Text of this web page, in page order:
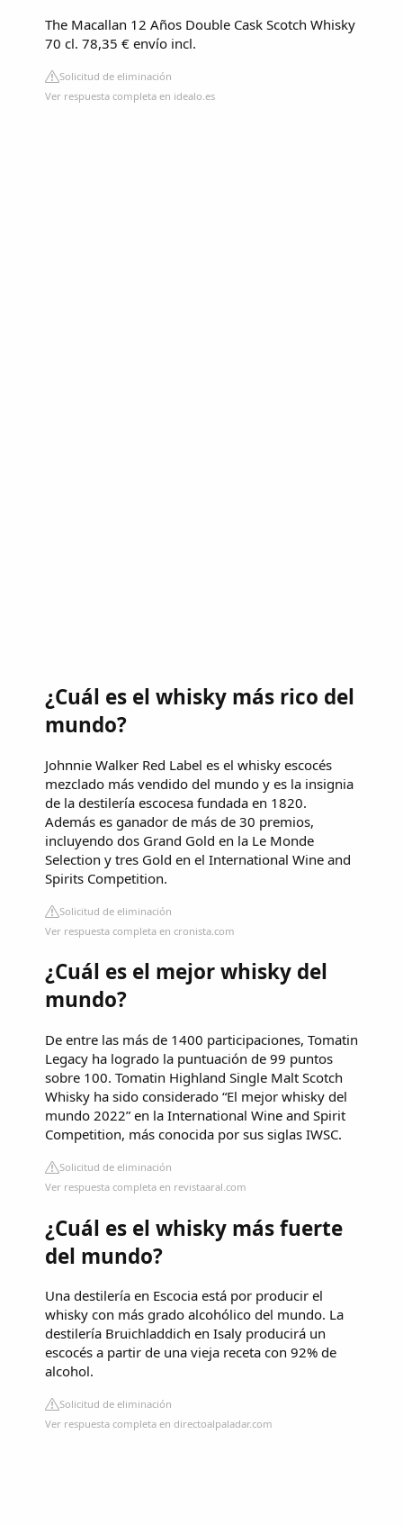
The Macallan 12 Años Double Cask Scotch Whisky
70 cl. 78,35 € envío incl.
Solicitud de eliminación
Ver respuesta completa en idealo.es
¿Cuál es el whisky más rico del
mundo?
Johnnie Walker Red Label es el whisky escocés
mezclado más vendido del mundo y es la insignia
de la destilería escocesa fundada en 1820.
Además es ganador de más de 30 premios,
incluyendo dos Grand Gold en la Le Monde
Selection y tres Gold en el International Wine and
Spirits Competition.
Solicitud de eliminación
Ver respuesta completa en cronista.com
¿Cuál es el mejor whisky del
mundo?
De entre las más de 1400 participaciones, Tomatin
Legacy ha logrado la puntuación de 99 puntos
sobre 100. Tomatin Highland Single Malt Scotch
Whisky ha sido considerado “El mejor whisky del
mundo 2022” en la International Wine and Spirit
Competition, más conocida por sus siglas IWSC.
Solicitud de eliminación
Ver respuesta completa en revistaaral.com
¿Cuál es el whisky más fuerte
del mundo?
Una destilería en Escocia está por producir el
whisky con más grado alcohólico del mundo. La
destilería Bruichladdich en Isaly producirá un
escocés a partir de una vieja receta con 92% de
alcohol.
Solicitud de eliminación
Ver respuesta completa en directoalpaladar.com